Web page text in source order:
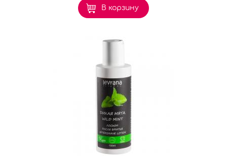
В корзину